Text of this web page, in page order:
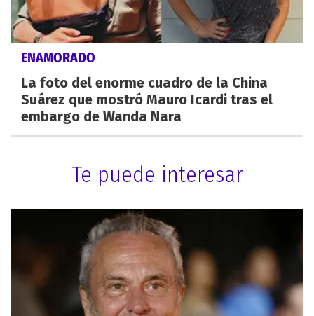
ENAMORADO
La foto del enorme cuadro de la China
Suárez que mostró Mauro Icardi tras el
embargo de Wanda Nara
Te puede interesar